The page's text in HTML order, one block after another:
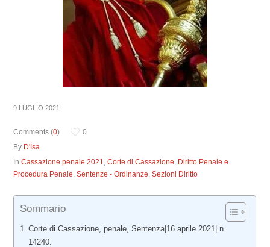
9 LUGLIO 2021
Comments (0)
0
By D'Isa
InCassazione penale 2021,Corte di Cassazione, Diritto Penale e
Procedura Penale,Sentenze - Ordinanze,Sezioni Diritto
Sommario
Corte di Cassazione, penale, Sentenza|16 aprile 2021| n.
14240.